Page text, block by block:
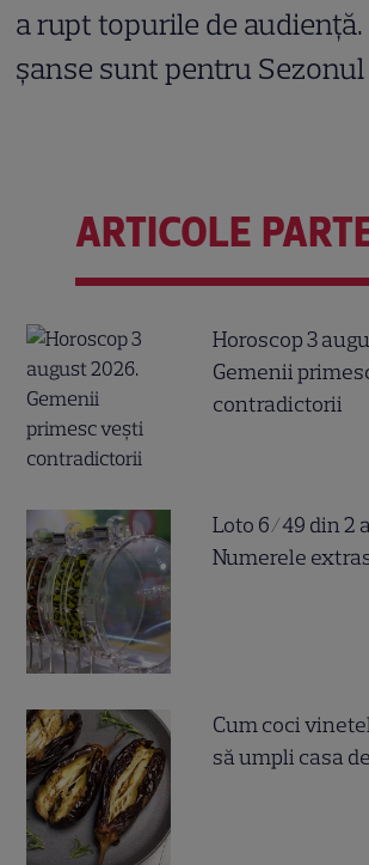
a rupt topurile de audiență.
șanse sunt pentru Sezonul
ARTICOLE
Horoscop 3
Gemenii
contradictorii
Loto 6/49 din 2
Numerele
Cum coci
să umpli casa